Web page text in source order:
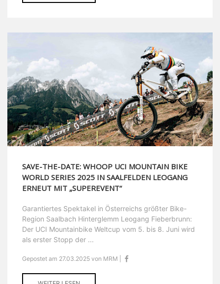
SAVE-THE-DATE: WHOOP UCI MOUNTAIN BIKE
WORLD SERIES 2025 IN SAALFELDEN LEOGANG
ERNEUT MIT „SUPEREVENT“
Garantiertes Spektakel in Österreichs größter Bike-
Region Saalbach Hinterglemm Leogang Fieberbrunn:
Der UCI Mountainbike Weltcup vom 5. bis 8. Juni wird
als erster Stopp der ...
Gepostet am 27.03.2025 von MRM |